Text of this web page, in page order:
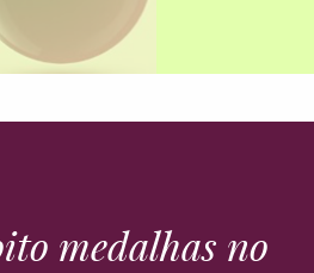
medalhas no